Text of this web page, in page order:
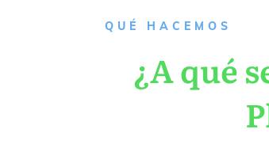
QUÉ HACEMOS
¿A qué